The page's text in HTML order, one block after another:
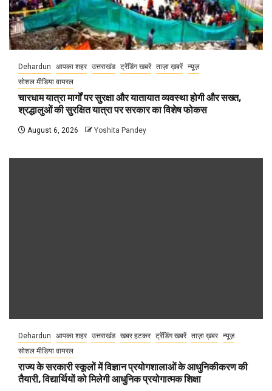
Dehardun आपका शहर उत्तराखंड ट्रेंडिंग खबरें ताज़ा ख़बरें न्यूज़
सोशल मीडिया वायरल
चारधाम यात्रा मार्गों पर सुरक्षा और यातायात व्यवस्था होगी और सख्त,
श्रद्धालुओं की सुरक्षित यात्रा पर सरकार का विशेष फोकस
August 6, 2026 Yoshita Pandey
Dehardun आपका शहर उत्तराखंड खबर हटकर ट्रेंडिंग खबरें ताज़ा ख़बर न्यूज़
सोशल मीडिया वायरल
राज्य के सरकारी स्कूलों में विज्ञान प्रयोगशालाओं के आधुनिकीकरण की
तैयारी, विद्यार्थियों को मिलेगी आधुनिक प्रयोगात्मक शिक्षा